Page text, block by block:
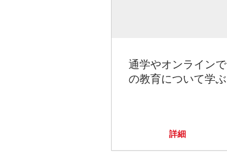
通学やオンラインで
の教育について学ぶ
詳細